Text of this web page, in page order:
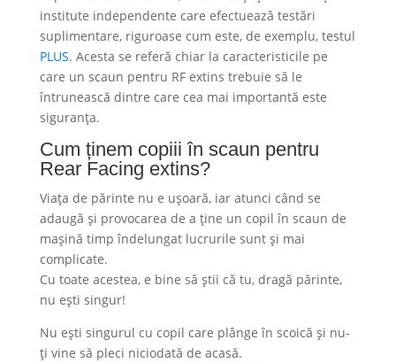
institute independente care efectuează testări
suplimentare, riguroase cum este, de exemplu, testul
PLUS. Acesta se referă chiar la caracteristicile pe
care un scaun pentru RF extins trebuie să le
întrunească dintre care cea mai importantă este
siguranța.
Cum ținem copiii în scaun pentru
Rear Facing extins?
Viața de părinte nu e ușoară, iar atunci când se
adaugă și provocarea de a ține un copil în scaun de
mașină timp îndelungat lucrurile sunt și mai
complicate.
Cu toate acestea, e bine să știi că tu, dragă părinte,
nu ești singur!
Nu ești singurul cu copil care plânge în scoică și nu-
ți vine să pleci niciodată de acasă.